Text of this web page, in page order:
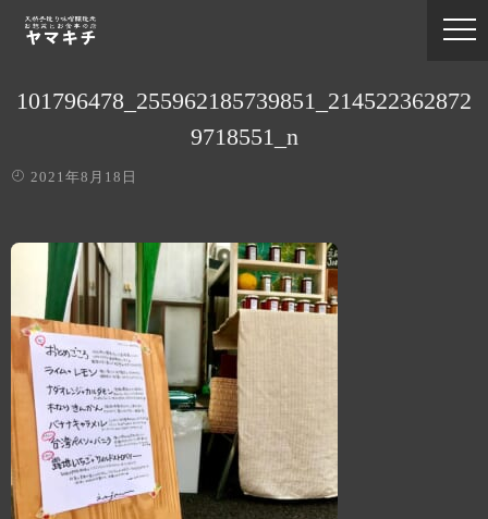
101796478_255962185739851_214522362872
9718551_n
2021年8月18日